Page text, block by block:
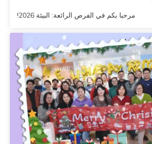
مرحبا بكم في الفرص الرائعة: البيئة 2026!